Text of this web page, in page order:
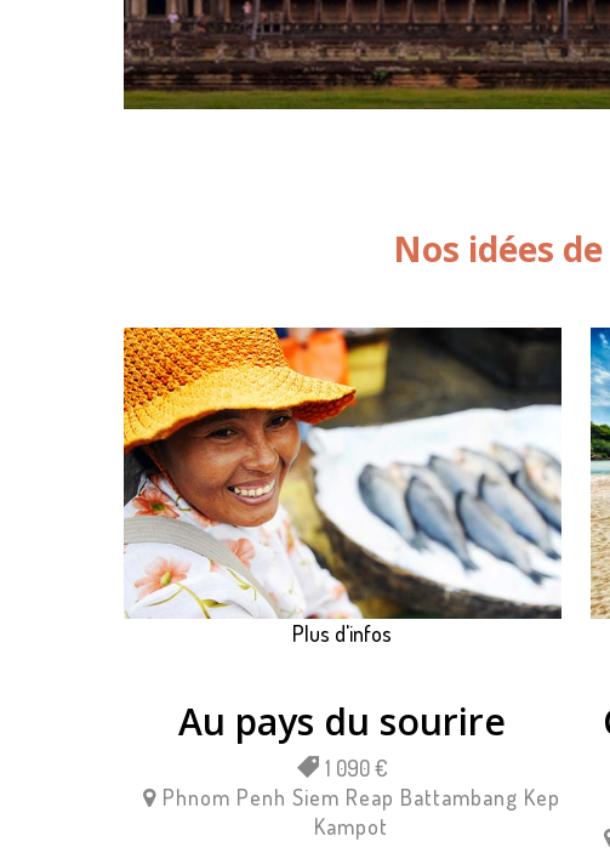
Nos idées
Plus d'infos
Au pays du sourire
1 090 €
Phnom Penh Siem Reap Battambang Kep
Kampot